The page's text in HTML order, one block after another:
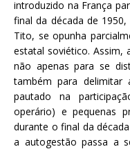
introduzido na França
final da década de
Tito, se opunha
estatal soviético. Assim,
não apenas para se
também para delimitar
pautado na
operário) e pequenas
durante o final da
a autogestão passa a